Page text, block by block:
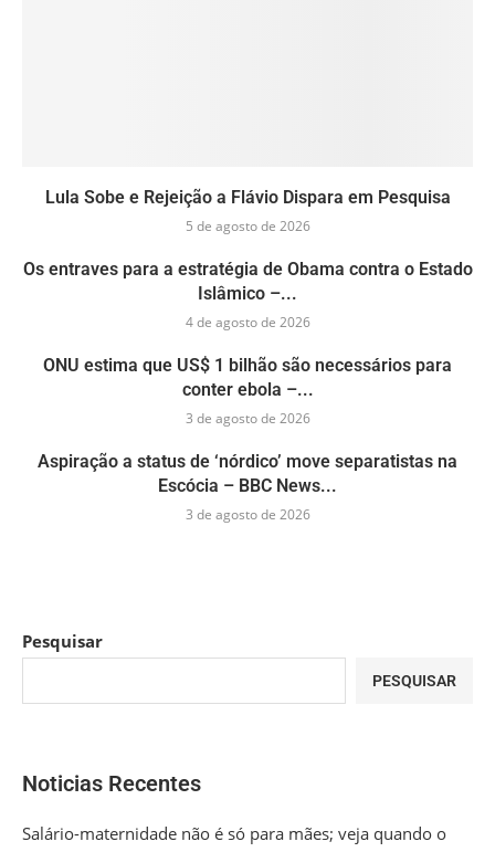
Lula Sobe e Rejeição a Flávio Dispara em Pesquisa
5 de agosto de 2026
Os entraves para a estratégia de Obama contra o Estado
Islâmico –...
4 de agosto de 2026
ONU estima que US$ 1 bilhão são necessários para
conter ebola –...
3 de agosto de 2026
Aspiração a status de ‘nórdico’ move separatistas na
Escócia – BBC News...
3 de agosto de 2026
Pesquisar
PESQUISAR
Noticias Recentes
Salário-maternidade não é só para mães; veja quando o